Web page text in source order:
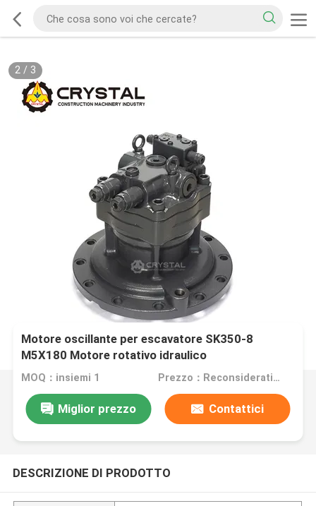
2/ 3
Motore oscillante per escavatore SK350-8
M5X180 Motore rotativo idraulico
MOQ：insiemi 1 Prezzo：Reconsideration
Miglior prezzo Contattici
DESCRIZIONE DI PRODOTTO